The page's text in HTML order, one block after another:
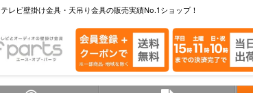
テレビ壁掛け金具・天吊り金具の販売実績No.1ショップ！